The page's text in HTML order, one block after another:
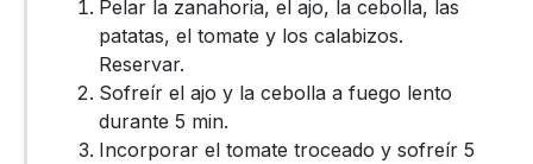
Pelar la zanahoria, el ajo, la cebolla, las
patatas, el tomate y los calabizos.
Reservar.
Sofreír el ajo y la cebolla a fuego lento
durante 5 min.
Incorporar el tomate troceado y sofreír 5